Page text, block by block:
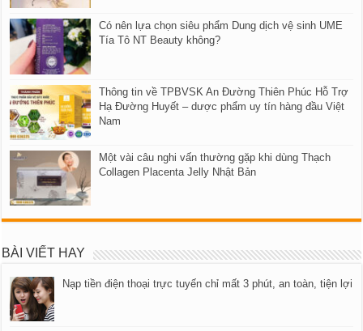
Có nên lựa chọn siêu phẩm Dung dịch vệ sinh UME
Tía Tô NT Beauty không?
Thông tin về TPBVSK An Đường Thiên Phúc Hỗ Trợ
Hạ Đường Huyết – dược phẩm uy tín hàng đầu Việt
Nam
Một vài câu nghi vấn thường gặp khi dùng Thạch
Collagen Placenta Jelly Nhật Bản
BÀI VIẾT HAY
Nạp tiền điện thoại trực tuyến chỉ mất 3 phút, an toàn, tiện lợi